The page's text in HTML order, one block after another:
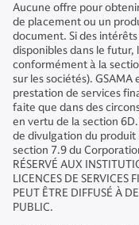
Aucune offre pour
de placement ou un
document. Si des
disponibles dans le futur,
conformément à la
sur les sociétés).
prestation de services
faite que dans des
en vertu de la section
de divulgation du produit
section 7.9 du
RÉSERVÉ AUX
LICENCES DE SERVICES
PEUT ÊTRE DIFFUSÉ À
PUBLIC.